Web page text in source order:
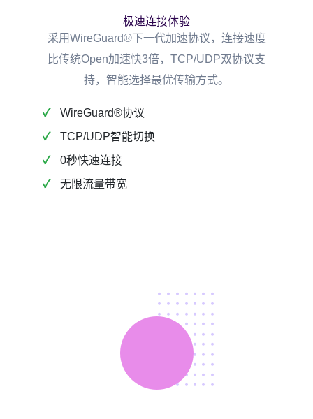
极速连接体验
采用WireGuard®下一代加速协议，连接速度
比传统Open加速快3倍，TCP/UDP双协议支
持，智能选择最优传输方式。
WireGuard®协议
TCP/UDP智能切换
0秒快速连接
无限流量带宽